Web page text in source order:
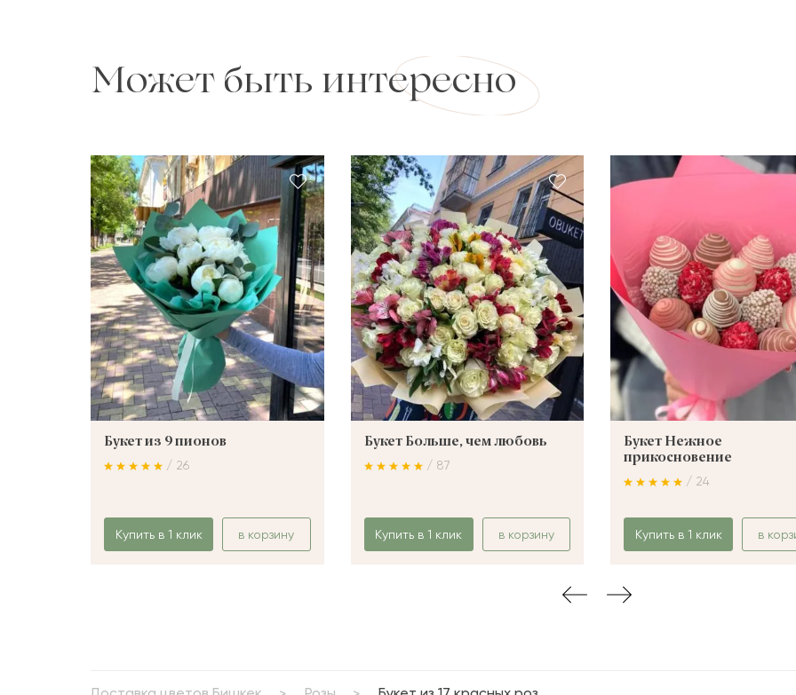
Может быть интересно
Букет из 9 пионов
/ 26
Купить в 1 клик в корзину
Букет Больше, чем любовь
/ 87
Купить в 1 клик в корзину
Букет Нежное
прикосновение
/ 24
Купить в 1 клик в